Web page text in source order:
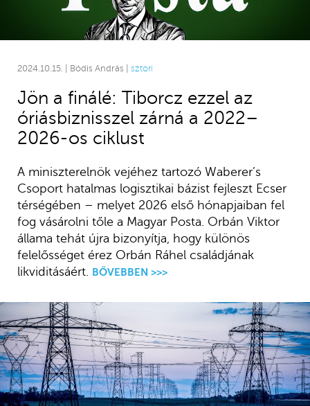
2024.10.15. | Bódis András | sztori
Jön a finálé: Tiborcz ezzel az
óriásbiznisszel zárná a 2022–
2026-os ciklust
A miniszterelnök vejéhez tartozó Waberer’s
Csoport hatalmas logisztikai bázist fejleszt Ecser
térségében – melyet 2026 első hónapjaiban fel
fog vásárolni tőle a Magyar Posta. Orbán Viktor
állama tehát újra bizonyítja, hogy különös
felelősséget érez Orbán Ráhel családjának
likviditásáért. BŐVEBBEN >>>